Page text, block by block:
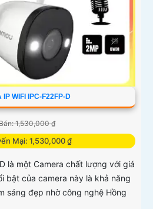
IP WIFI IPC-F22FP-D
1,530,000 ₫
Mại: 1,530,000 ₫
là một Camera chất lượng với giá
bật của camera này là khả năng
sáng đẹp nhờ công nghệ Hồng